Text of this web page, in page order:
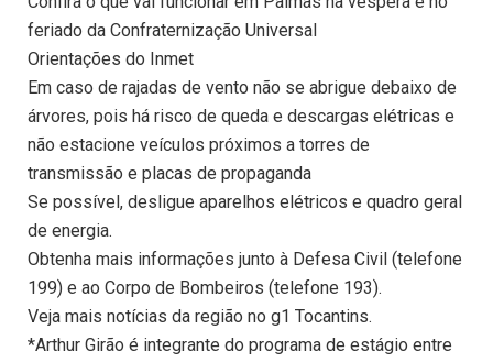
feriado da Confraternização Universal
Orientações do Inmet
Em caso de rajadas de vento não se abrigue debaixo de
árvores, pois há risco de queda e descargas elétricas e
não estacione veículos próximos a torres de
transmissão e placas de propaganda
Se possível, desligue aparelhos elétricos e quadro geral
de energia.
Obtenha mais informações junto à Defesa Civil (telefone
199) e ao Corpo de Bombeiros (telefone 193).
Veja mais notícias da região no g1 Tocantins.
*Arthur Girão é integrante do programa de estágio entre